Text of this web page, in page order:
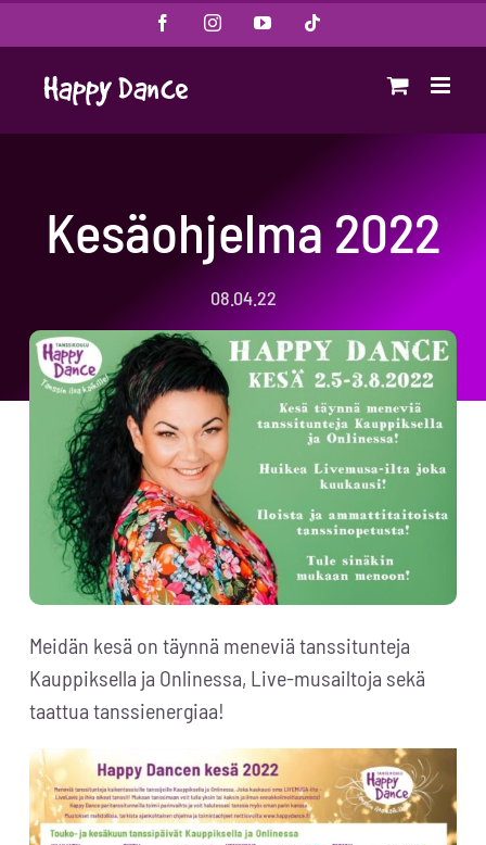
to
content
FacebookInstagramYouTube
Kesäohjelma 2022
08.04.22
Meidän kesä on täynnä meneviä tanssitunteja
Kauppiksella ja Onlinessa, Live-musailtoja sekä
taattua tanssienergiaa!